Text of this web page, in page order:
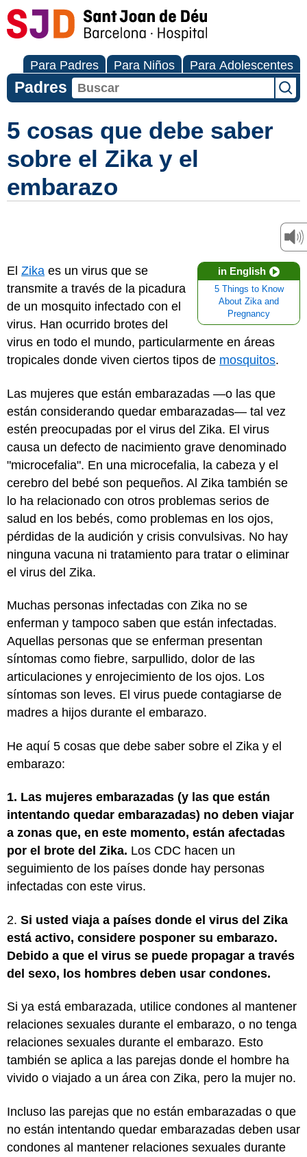
Para Padres Para Niños Para Adolescentes
Padres
5 cosas que debe saber
sobre el Zika y el
embarazo
in English
5 Things to Know
About Zika and
Pregnancy
El Zika es un virus que se
transmite a través de la picadura
de un mosquito infectado con el
virus. Han ocurrido brotes del
virus en todo el mundo, particularmente en áreas
tropicales donde viven ciertos tipos de mosquitos.
Las mujeres que están embarazadas —o las que
están considerando quedar embarazadas— tal vez
estén preocupadas por el virus del Zika. El virus
causa un defecto de nacimiento grave denominado
"microcefalia". En una microcefalia, la cabeza y el
cerebro del bebé son pequeños. Al Zika también se
lo ha relacionado con otros problemas serios de
salud en los bebés, como problemas en los ojos,
pérdidas de la audición y crisis convulsivas. No hay
ninguna vacuna ni tratamiento para tratar o eliminar
el virus del Zika.
Muchas personas infectadas con Zika no se
enferman y tampoco saben que están infectadas.
Aquellas personas que se enferman presentan
síntomas como fiebre, sarpullido, dolor de las
articulaciones y enrojecimiento de los ojos. Los
síntomas son leves. El virus puede contagiarse de
madres a hijos durante el embarazo.
He aquí 5 cosas que debe saber sobre el Zika y el
embarazo:
1. Las mujeres embarazadas (y las que están
intentando quedar embarazadas) no deben viajar
a zonas que, en este momento, están afectadas
por el brote del Zika. Los CDC hacen un
seguimiento de los países donde hay personas
infectadas con este virus.
2. Si usted viaja a países donde el virus del Zika
está activo, considere posponer su embarazo.
Debido a que el virus se puede propagar a través
del sexo, los hombres deben usar condones.
Si ya está embarazada, utilice condones al mantener
relaciones sexuales durante el embarazo, o no tenga
relaciones sexuales durante el embarazo. Esto
también se aplica a las parejas donde el hombre ha
vivido o viajado a un área con Zika, pero la mujer no.
Incluso las parejas que no están embarazadas o que
no están intentando quedar embarazadas deben usar
condones al mantener relaciones sexuales durante